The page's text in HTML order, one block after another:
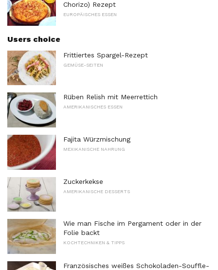
Chorizo) Rezept
EUROPÄISCHES ESSEN
Users choice
Frittiertes Spargel-Rezept
GEMÜSE-SEITEN
Rüben Relish mit Meerrettich
AMERIKANISCHES ESSEN
Fajita Würzmischung
MEXIKANISCHE NAHRUNG
Zuckerkekse
AMERIKANISCHE DESSERTS
Wie man Fische im Pergament oder in der
Folie backt
KOCHTECHNIKEN & TIPPS
Französisches weißes Schokoladen-Souffle-